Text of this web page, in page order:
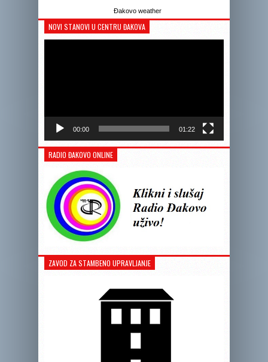
Đakovo weather
NOVI STANOVI U CENTRU ĐAKOVA
00:00 01:22
RADIO ĐAKOVO ONLINE
ZAVOD ZA STAMBENO UPRAVLJANJE